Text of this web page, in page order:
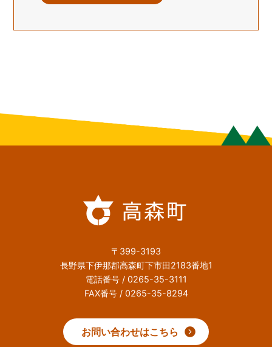
〒399-3193
長野県下伊那郡高森町下市田2183番地1
電話番号 / 0265-35-3111
FAX番号 / 0265-35-8294
お問い合わせはこちら